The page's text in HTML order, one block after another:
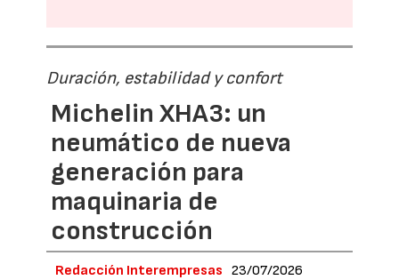
Duración, estabilidad y confort
Michelin XHA3: un
neumático de nueva
generación para
maquinaria de
construcción
Redacción Interempresas 23/07/2026